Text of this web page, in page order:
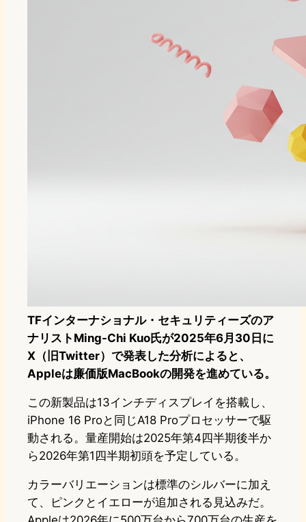
TFインターナショナル・セキュリティーズのア
ナリストMing-Chi Kuo氏が2025年6月30日に
X（旧Twitter）で発表した分析によると、
Appleは廉価版MacBookの開発を進めている。
この新製品は13インチディスプレイを搭載し、
iPhone 16 Proと同じA18 Proプロセッサーで駆
動される。量産開始は2025年第4四半期後半か
ら2026年第1四半期初頭を予定している。
カラーバリエーションは標準のシルバーに加え
て、ピンクとイエローが追加される見込みだ。